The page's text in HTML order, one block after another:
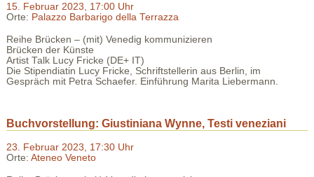
15. Februar 2023, 17:00 Uhr
Orte: Palazzo Barbarigo della Terrazza
Reihe Brücken – (mit) Venedig kommunizieren
Brücken der Künste
Artist Talk Lucy Fricke (DE+ IT)
Die Stipendiatin Lucy Fricke, Schriftstellerin aus Berlin, im
Gespräch mit Petra Schaefer. Einführung Marita Liebermann.
Buchvorstellung: Giustiniana Wynne, Testi veneziani
23. Februar 2023, 17:30 Uhr
Orte: Ateneo Veneto